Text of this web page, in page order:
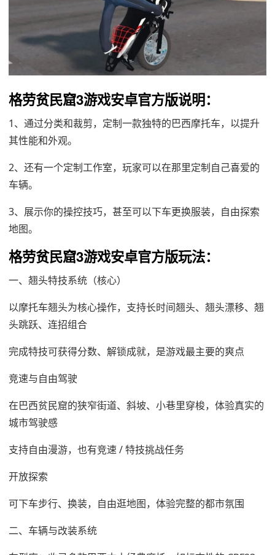
格劳贫民窟3游戏安卓官方版说明：
1、通过分类和裁剪，定制一款独特的巴西摩托车，以提升
其性能和外观。
2、还有一个定制工作室，玩家可以在那里定制自己喜爱的
车辆。
3、展示你的操控技巧，甚至可以下车更换服装，自由探索
地图。
格劳贫民窟3游戏安卓官方版玩法：
一、翘头特技系统（核心）
以摩托车翘头为核心操作，支持长时间翘头、翘头漂移、翘
头跳跃、连招组合
完成特技可获得分数、解锁成就，是游戏最主要的爽点
竞速与自由驾驶
在巴西贫民窟的狭窄街道、斜坡、小巷里穿梭，体验真实的
城市驾驶感
支持自由漫游，也有竞速 / 特技挑战任务
开放探索
可下车步行、换装，自由逛地图，体验完整的都市氛围
二、车辆与改装系统